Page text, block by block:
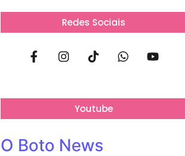
Redes Sociais
Youtube
O Boto News